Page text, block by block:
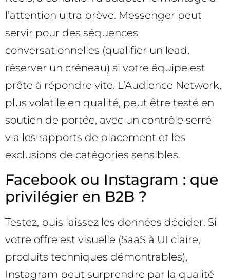
l’attention ultra brève. Messenger peut
servir pour des séquences
conversationnelles (qualifier un lead,
réserver un créneau) si votre équipe est
prête à répondre vite. L’Audience Network,
plus volatile en qualité, peut être testé en
soutien de portée, avec un contrôle serré
via les rapports de placement et les
exclusions de catégories sensibles.
Facebook ou Instagram : que
privilégier en B2B ?
Testez, puis laissez les données décider. Si
votre offre est visuelle (SaaS à UI claire,
produits techniques démontrables),
Instagram peut surprendre par la qualité